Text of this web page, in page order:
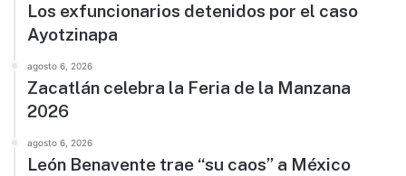
Los exfuncionarios detenidos por el caso
Ayotzinapa
agosto 6, 2026
Zacatlán celebra la Feria de la Manzana
2026
agosto 6, 2026
León Benavente trae “su caos” a México